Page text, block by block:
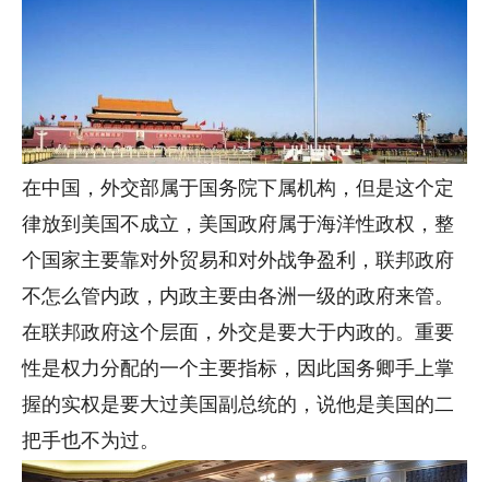
在中国，外交部属于国务院下属机构，但是这个定
律放到美国不成立，美国政府属于海洋性政权，整
个国家主要靠对外贸易和对外战争盈利，联邦政府
不怎么管内政，内政主要由各洲一级的政府来管。
在联邦政府这个层面，外交是要大于内政的。重要
性是权力分配的一个主要指标，因此国务卿手上掌
握的实权是要大过美国副总统的，说他是美国的二
把手也不为过。